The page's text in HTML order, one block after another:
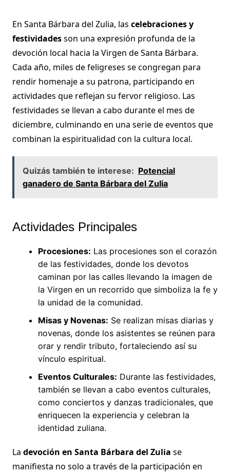
En Santa Bárbara del Zulia, las celebraciones y
festividadesson una expresión profunda de la
devoción local hacia la Virgen de Santa Bárbara.
Cada año, miles de feligreses se congregan para
rendir homenaje a su patrona, participando en
actividades que reflejan su fervor religioso. Las
festividades se llevan a cabo durante el mes de
diciembre, culminando en una serie de eventos que
combinan la espiritualidad con la cultura local.
Quizás también te interese: Potencial
ganadero de Santa Bárbara del Zulia
Actividades Principales
Procesiones: Las procesiones son el corazón
de las festividades, donde los devotos
caminan por las calles llevando la imagen de
la Virgen en un recorrido que simboliza la fe y
la unidad de la comunidad.
Misas y Novenas: Se realizan misas diarias y
novenas, donde los asistentes se reúnen para
orar y rendir tributo, fortaleciendo así su
vínculo espiritual.
Eventos Culturales: Durante las festividades,
también se llevan a cabo eventos culturales,
como conciertos y danzas tradicionales, que
enriquecen la experiencia y celebran la
identidad zuliana.
La devoción en Santa Bárbara del Zulia se
manifiesta no solo a través de la participación en